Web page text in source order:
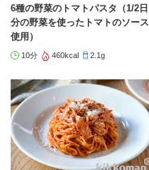
6種の野菜のトマトパスタ（1/2日
分の野菜を使ったトマトのソース
使用）
10分 460kcal 2.1g